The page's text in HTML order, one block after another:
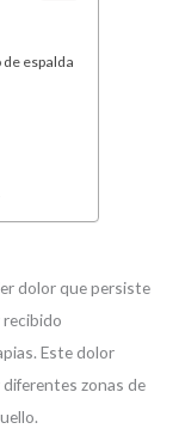
espalda
dolor que persiste
recibido
Este dolor
zonas de